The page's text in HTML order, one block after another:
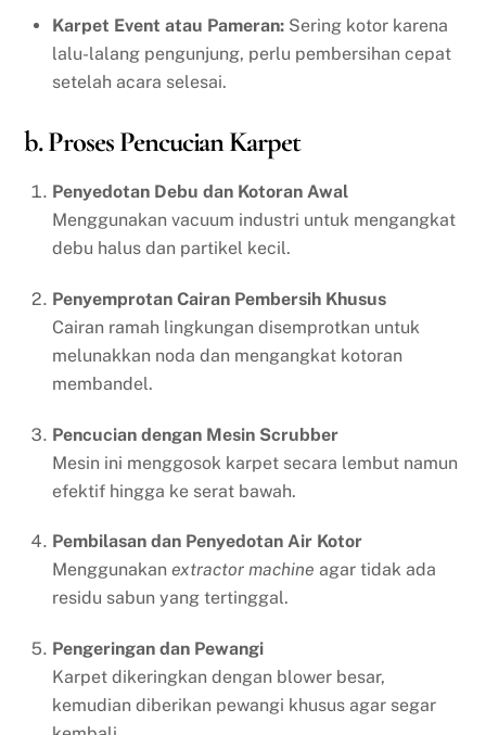
Karpet Event atau Pameran: Sering kotor karena
lalu-lalang pengunjung, perlu pembersihan cepat
setelah acara selesai.
b. Proses Pencucian Karpet
Penyedotan Debu dan Kotoran Awal
Menggunakan vacuum industri untuk mengangkat
debu halus dan partikel kecil.
Penyemprotan Cairan Pembersih Khusus
Cairan ramah lingkungan disemprotkan untuk
melunakkan noda dan mengangkat kotoran
membandel.
Pencucian dengan Mesin Scrubber
Mesin ini menggosok karpet secara lembut namun
efektif hingga ke serat bawah.
Pembilasan dan Penyedotan Air Kotor
Menggunakan extractor machine agar tidak ada
residu sabun yang tertinggal.
Pengeringan dan Pewangi
Karpet dikeringkan dengan blower besar,
kemudian diberikan pewangi khusus agar segar